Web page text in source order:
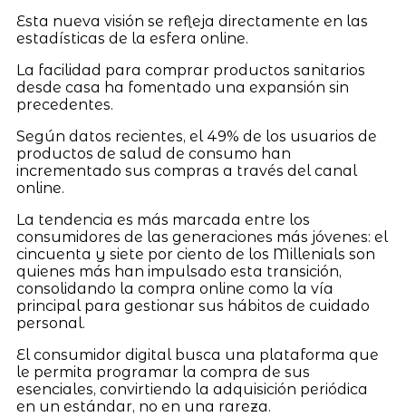
Esta nueva visión se refleja directamente en las
estadísticas de la esfera online.
La facilidad para comprar productos sanitarios
desde casa ha fomentado una expansión sin
precedentes.
Según datos recientes, el 49% de los usuarios de
productos de salud de consumo han
incrementado sus compras a través del canal
online.
La tendencia es más marcada entre los
consumidores de las generaciones más jóvenes: el
cincuenta y siete por ciento de los Millenials son
quienes más han impulsado esta transición,
consolidando la compra online como la vía
principal para gestionar sus hábitos de cuidado
personal.
El consumidor digital busca una plataforma que
le permita programar la compra de sus
esenciales, convirtiendo la adquisición periódica
en un estándar, no en una rareza.